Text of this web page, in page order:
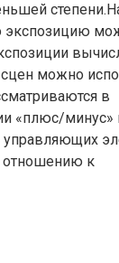
экспозицию
можно
в
«плюс/минус»
управляющих
отношению к